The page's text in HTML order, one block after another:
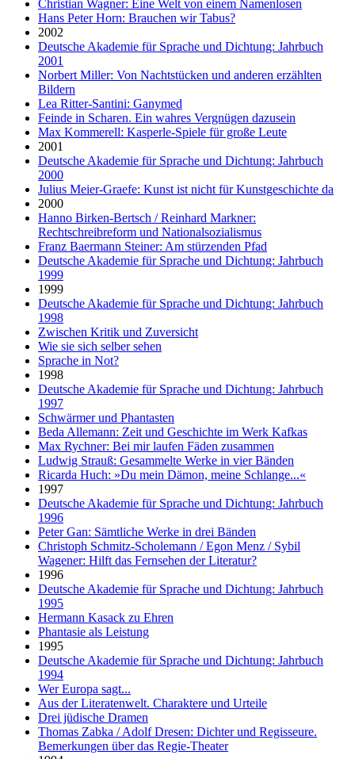
Christian Wagner: Eine Welt von einem Namenlosen
Hans Peter Horn: Brauchen wir Tabus?
2002
Deutsche Akademie für Sprache und Dichtung: Jahrbuch
2001
Norbert Miller: Von Nachtstücken und anderen erzählten
Bildern
Lea Ritter-Santini: Ganymed
Feinde in Scharen. Ein wahres Vergnügen dazusein
Max Kommerell: Kasperle-Spiele für große Leute
2001
Deutsche Akademie für Sprache und Dichtung: Jahrbuch
2000
Julius Meier-Graefe: Kunst ist nicht für Kunstgeschichte da
2000
Hanno Birken-Bertsch / Reinhard Markner:
Rechtschreibreform und Nationalsozialismus
Franz Baermann Steiner: Am stürzenden Pfad
Deutsche Akademie für Sprache und Dichtung: Jahrbuch
1999
1999
Deutsche Akademie für Sprache und Dichtung: Jahrbuch
1998
Zwischen Kritik und Zuversicht
Wie sie sich selber sehen
Sprache in Not?
1998
Deutsche Akademie für Sprache und Dichtung: Jahrbuch
1997
Schwärmer und Phantasten
Beda Allemann: Zeit und Geschichte im Werk Kafkas
Max Rychner: Bei mir laufen Fäden zusammen
Ludwig Strauß: Gesammelte Werke in vier Bänden
Ricarda Huch: »Du mein Dämon, meine Schlange...«
1997
Deutsche Akademie für Sprache und Dichtung: Jahrbuch
1996
Peter Gan: Sämtliche Werke in drei Bänden
Christoph Schmitz-Scholemann / Egon Menz / Sybil
Wagener: Hilft das Fernsehen der Literatur?
1996
Deutsche Akademie für Sprache und Dichtung: Jahrbuch
1995
Hermann Kasack zu Ehren
Phantasie als Leistung
1995
Deutsche Akademie für Sprache und Dichtung: Jahrbuch
1994
Wer Europa sagt...
Aus der Literatenwelt. Charaktere und Urteile
Drei jüdische Dramen
Thomas Zabka / Adolf Dresen: Dichter und Regisseure.
Bemerkungen über das Regie-Theater